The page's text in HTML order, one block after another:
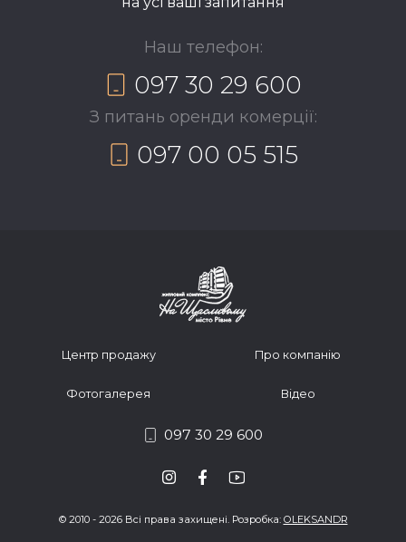
Наш телефон:
097 30 29 600
З питань оренди комерції:
097 00 05 515
Центр продажу Про компанію
Фотогалерея Відео
097 30 29 600
© 2010 - 2026 Всі права захищені. Розробка: OLEKSANDR